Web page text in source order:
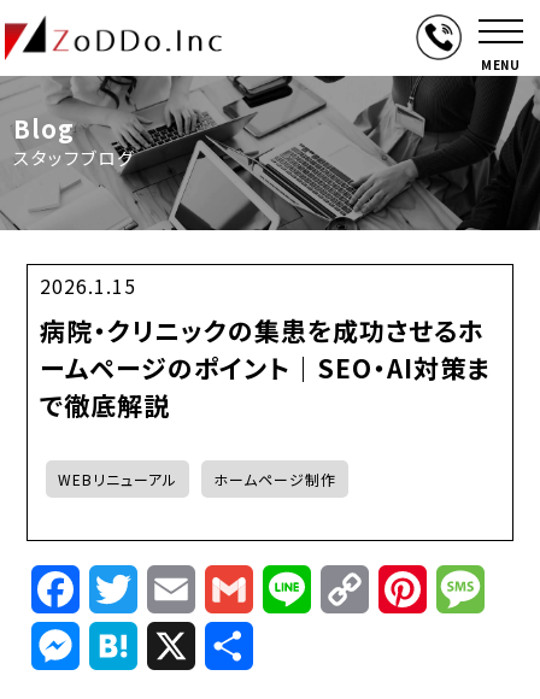
MENU
Blog
スタッフブログ
2026.1.15
病院・クリニックの集患を成功させるホ
ームページのポイント｜SEO・AI対策ま
で徹底解説
WEBリニューアル ホームページ制作
FacebookTwitterEmail Gmail Line
Copy
Link
Pinterest
Messenger
Hatena